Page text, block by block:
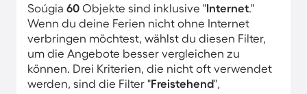
Soúgia 60 Objekte sind inklusive "Internet."
Wenn du deine Ferien nicht ohne Internet
verbringen möchtest, wählst du diesen Filter,
um die Angebote besser vergleichen zu
können. Drei Kriterien, die nicht oft verwendet
werden, sind die Filter "Freistehend",